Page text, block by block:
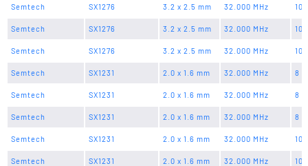
Semtech SX1276 3.2 x 2.5 mm 32.000 MHz 10
Semtech SX1276 3.2 x 2.5 mm 32.000 MHz 10
Semtech SX1276 3.2 x 2.5 mm 32.000 MHz 10
Semtech SX1231 2.0 x 1.6 mm 32.000 MHz 8
Semtech SX1231 2.0 x 1.6 mm 32.000 MHz 8
Semtech SX1231 2.0 x 1.6 mm 32.000 MHz 8
Semtech SX1231 2.0 x 1.6 mm 32.000 MHz 10
Semtech SX1231 2.0 x 1.6 mm 32.000 MHz 10